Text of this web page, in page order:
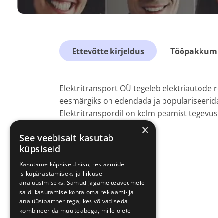
Ettevõtte kirjeldus
Elektritransport OÜ tegeleb elektriautode
eesmärgiks on edendada ja
Elektritranspordil on kolm peamist
laadimisjaamade müük.
×
See veebisait kasutab
küpsiseid
Kasutame küpsiseid sisu, reklaamide
isikupärastamiseks ja liikluse
analüüsimiseks. Samuti jagame teavet meie
saidi kasutamise kohta oma reklaami- ja
analüüsipartneritega, kes võivad seda
kombineerida muu teabega, mille olete